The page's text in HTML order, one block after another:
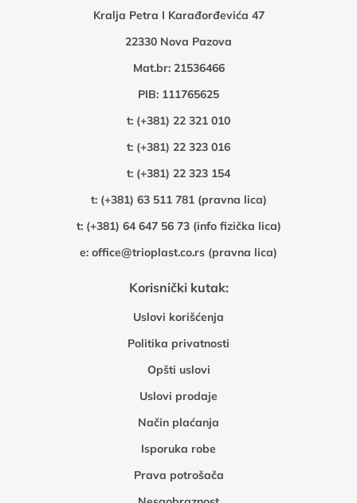
Kralja Petra I Karađorđevića 47
22330 Nova Pazova
Mat.br: 21536466
PIB: 111765625
t: (+381) 22 321 010
t: (+381) 22 323 016
t: (+381) 22 323 154
t: (+381) 63 511 781 (pravna lica)
t: (+381) 64 647 56 73 (info fizička lica)
e: office@trioplast.co.rs (pravna lica)
Korisnički kutak:
Uslovi korišćenja
Politika privatnosti
Opšti uslovi
Uslovi prodaje
Način plaćanja
Isporuka robe
Prava potrošača